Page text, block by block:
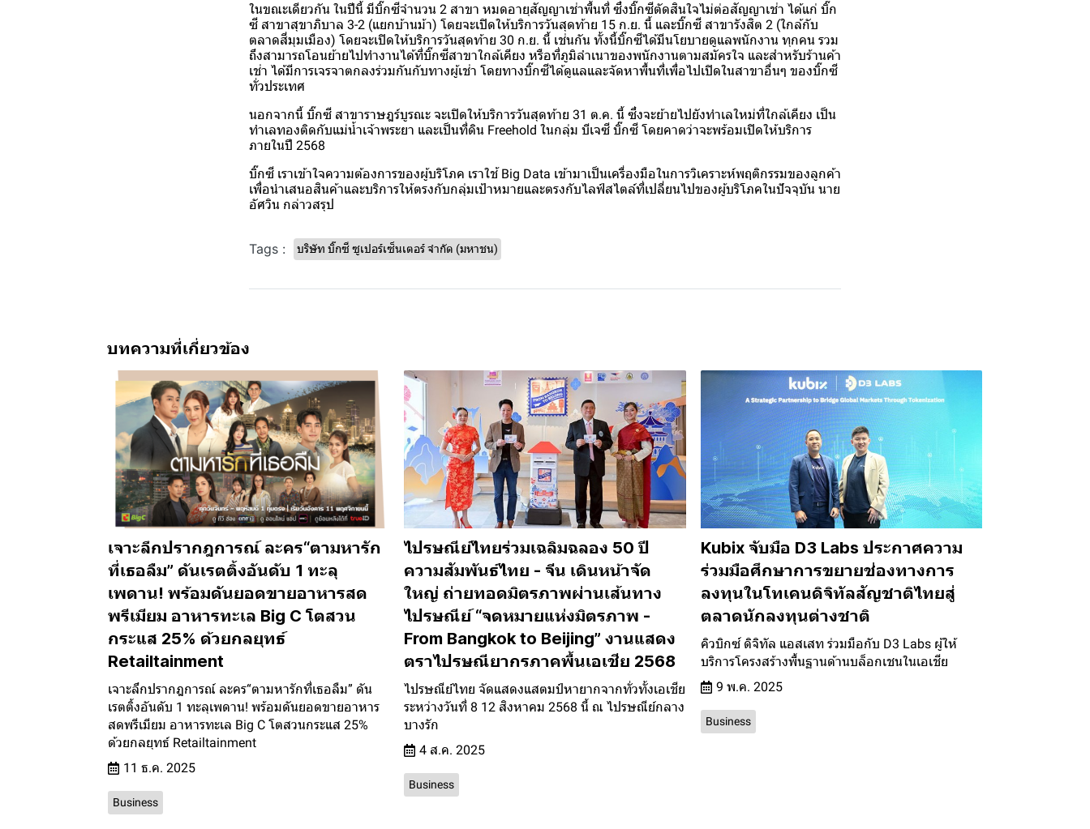
ในขณะเดียวกัน ในปีนี้ มีบิ๊กซีจำนวน 2 สาขา หมดอายุสัญญาเช่าพื้นที่ ซึ่งบิ๊กซีตัดสินใจไม่ต่อสัญญาเช่า ได้แก่ บิ๊ก
ซี สาขาสุขาภิบาล 3-2 (แยกบ้านม้า) โดยจะเปิดให้บริการวันสุดท้าย 15 ก.ย. นี้ และบิ๊กซี สาขารังสิต 2 (ใกล้กับ
ตลาดสี่มุมเมือง) โดยจะเปิดให้บริการวันสุดท้าย 30 ก.ย. นี้ เช่นกัน ทั้งนี้บิ๊กซีได้มีนโยบายดูแลพนักงาน ทุกคน รวม
ถึงสามารถโอนย้ายไปทำงานได้ที่บิ๊กซีสาขาใกล้เคียง หรือที่ภูมิลำเนาของพนักงานตามสมัครใจ และสำหรับร้านค้า
เช่า ได้มีการเจรจาตกลงร่วมกันกับทางผู้เช่า โดยทางบิ๊กซีได้ดูแลและจัดหาพื้นที่เพื่อไปเปิดในสาขาอื่นๆ ของบิ๊กซี
ทั่วประเทศ
นอกจากนี้ บิ๊กซี สาขาราษฎร์บูรณะ จะเปิดให้บริการวันสุดท้าย 31 ต.ค. นี้ ซึ่งจะย้ายไปยังทำเลใหม่ที่ใกล้เคียง เป็น
ทำเลทองติดกับแม่น้ำเจ้าพระยา และเป็นที่ดิน Freehold ในกลุ่ม บีเจซี บิ๊กซี โดยคาดว่าจะพร้อมเปิดให้บริการ
ภายในปี 2568
บิ๊กซี เราเข้าใจความต้องการของผู้บริโภค เราใช้ Big Data เข้ามาเป็นเครื่องมือในการวิเคราะห์พฤติกรรมของลูกค้า
เพื่อนำเสนอสินค้าและบริการให้ตรงกับกลุ่มเป้าหมายและตรงกับไลฟ์สไตล์ที่เปลี่ยนไปของผู้บริโภคในปัจจุบัน นาย
อัศวิน กล่าวสรุป
Tags : บริษัท บิ๊กซี ซูเปอร์เซ็นเตอร์ จำกัด (มหาชน)
บทความที่เกี่ยวข้อง
เจาะลึกปรากฎการณ์ ละคร“ตามหารัก
ที่เธอลืม” ดันเรตติ้งอันดับ 1 ทะลุ
เพดาน! พร้อมดันยอดขายอาหารสด
พรีเมียม อาหารทะเล Big C โตสวน
กระแส 25% ด้วยกลยุทธ์
Retailtainment
เจาะลึกปรากฎการณ์ ละคร“ตามหารักที่เธอลืม” ดัน
เรตติ้งอันดับ 1 ทะลุเพดาน! พร้อมดันยอดขายอาหาร
สดพรีเมียม อาหารทะเล Big C โตสวนกระแส 25%
ด้วยกลยุทธ์ Retailtainment
11 ธ.ค. 2025
Business
ไปรษณีย์ไทยร่วมเฉลิมฉลอง 50 ปี
ความสัมพันธ์ไทย - จีน เดินหน้าจัด
ใหญ่ ถ่ายทอดมิตรภาพผ่านเส้นทาง
ไปรษณีย์ “จดหมายแห่งมิตรภาพ -
From Bangkok to Beijing” งานแสดง
ตราไปรษณียากรภาคพื้นเอเชีย 2568
ไปรษณีย์ไทย จัดแสดงแสตมป์หายากจากทั่วทั้งเอเชีย
ระหว่างวันที่ 8 12 สิงหาคม 2568 นี้ ณ ไปรษณีย์กลาง
บางรัก
4 ส.ค. 2025
Business
Kubix จับมือ D3 Labs ประกาศความ
ร่วมมือศึกษาการขยายช่องทางการ
ลงทุนในโทเคนดิจิทัลสัญชาติไทยสู่
ตลาดนักลงทุนต่างชาติ
คิวบิกซ์ ดิจิทัล แอสเสท ร่วมมือกับ D3 Labs ผู้ให้
บริการโครงสร้างพื้นฐานด้านบล็อกเชนในเอเชีย
9 พ.ค. 2025
Business